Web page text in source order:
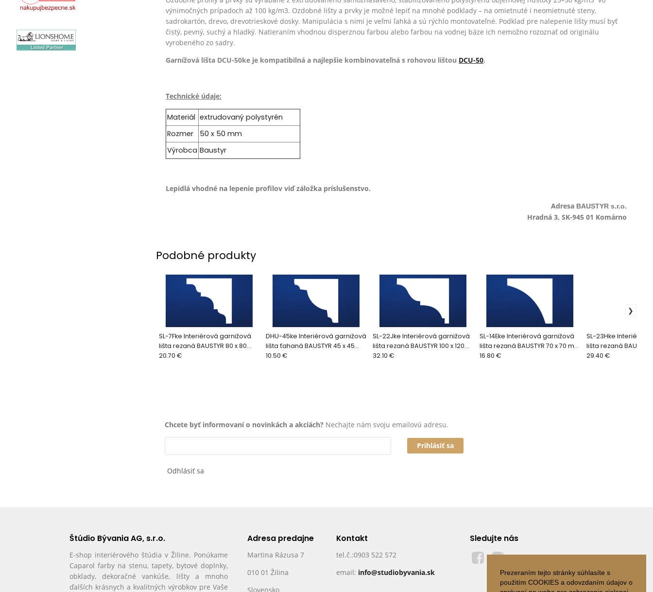
Prezeraním tejto stránky súhlasíte s
použitím COOKIES a odovzdaním údajov o
výnimočných prípadoch až 100 kg/m3. Ozdobné lišty a prvky je možné lepiť na mnohé podklady – na omietnuté i neomietnuté steny,
sadrokartón, drevo, drevotrieskové dosky. Manipulácia s nimi je veľmi ľahká a sú rýchlo montovateľné. Podklad pre nalepenie lišty musí byť
čistý, pevný, suchý a hladký. Natieraním vhodnou disperznou farbou alebo farbou na vodnej báze ich nemožno rozoznať od originálu
vyrobeného zo sadry.
Garnížová lišta DCU-50ke je kompatibilná a najlepšie kombinovateľná s rohovou lištou DCU-50.
Technické údaje:
Materiál extrudovaný polystyrén
Rozmer
50 x 50 mm
Výrobca Baustyr
Lepidlá vhodné na lepenie profilov viď záložka príslušenstvo.
Adresa BAUSTYR s.r.o.
Hradná 3, SK-945 01 Komárno
Podobné produkty
SL-7Fke Interiérová garnižová
lišta rezaná BAUSTYR 80 x 80
mm (2bm/ks)
20.70 €
DHU-45ke Interiérová garnižová
lišta ťahaná BAUSTYR 45 x 45
mm (2bm/ks)
10.50 €
SL-22Jke Interiérová garnižová
lišta rezaná BAUSTYR 100 x 120
mm (2bm/ks)
32.10 €
SL-14Eke Interiérová garnižová
lišta rezaná BAUSTYR 70 x 70 mm
(2bm/ks)
16.80 €
SL-23Hke
lišta rezaná BAUSTYR
mm (2bm/ks)
29.40 €
Chcete byť informovaní o novinkách a akciách? Nechajte nám svoju emailovú adresu.
Prihlásiť sa
Odhlásiť sa
Štúdio Bývania AG, s.r.o.
E-shop interiérového štúdia v Žiline. Ponúkame
Caparol farby na stenu, tapety, bytové doplnky,
obklady, dekoračné vankúše, lišty a mnoho
ďalších krásnych a kvalitných výrobkov pre Vaše
Adresa predajne
Martina Rázusa 7
010 01 Žilina
Slovensko
Kontakt
tel.č.:0903 522 572
email: info@studiobyvania.sk
Sledujte nás